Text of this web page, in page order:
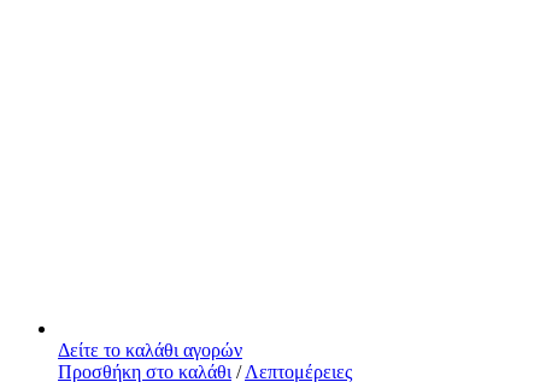
Δείτε το καλάθι αγορών
Προσθήκη στο καλάθι / Λεπτομέρειες